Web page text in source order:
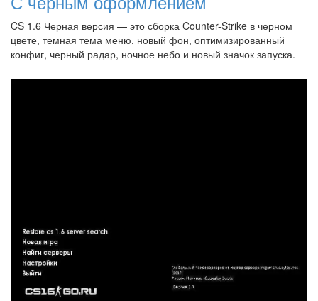
CS 1.6 Черная версия — это сборка Counter-Strike в черном
цвете, темная тема меню, новый фон, оптимизированный
конфиг, черный радар, ночное небо и новый значок запуска.